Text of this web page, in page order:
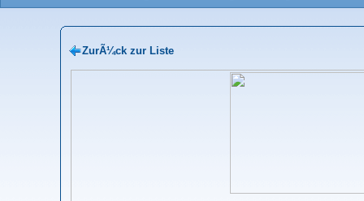
ZurÃ¼ck zur Liste